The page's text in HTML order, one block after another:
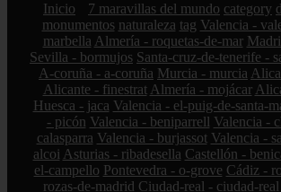
Inicio 7 maravillas del mundo category
monumentos naturaleza tag Valencia -
marbella Almería - roquetas-de-mar
Sevilla - bormujos Santa-cruz-de-tenerife -
A-coruña - a-coruña Murcia - murcia
Alicante - finestrat Almería - mojácar
Huesca - jaca Valencia - el-puig-de-santa-
- picón Valencia - beniparrell Valencia -
calasparra Valencia - burjassot Valencia -
alcoi Asturias - ribadesella Castellón -
el-campello Pontevedra - o-grove Cádiz -
rozas-de-madrid Ciudad-real - ciudad-real